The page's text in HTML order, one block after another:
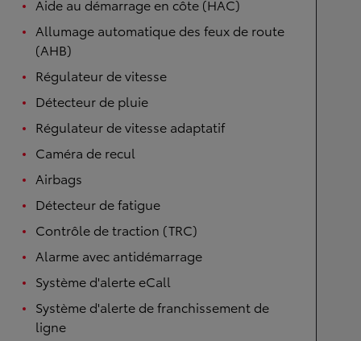
Aide au démarrage en côte (HAC)
Allumage automatique des feux de route
(AHB)
Régulateur de vitesse
Détecteur de pluie
Régulateur de vitesse adaptatif
Caméra de recul
Airbags
Détecteur de fatigue
Contrôle de traction (TRC)
Alarme avec antidémarrage
Système d'alerte eCall
Système d'alerte de franchissement de
ligne